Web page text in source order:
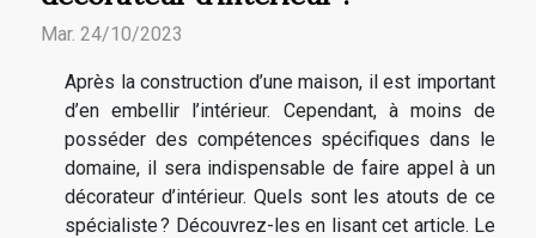
Mar. 24/10/2023
Après la construction d’une maison, il est important
d’en embellir l’intérieur. Cependant, à moins de
posséder des compétences spécifiques dans le
domaine, il sera indispensable de faire appel à un
décorateur d’intérieur. Quels sont les atouts de ce
spécialiste ? Découvrez-les en lisant cet article. Le